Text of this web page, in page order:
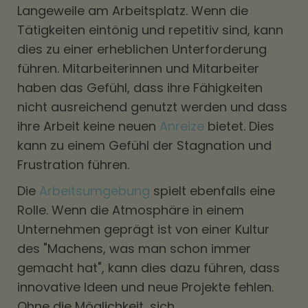
Langeweile am Arbeitsplatz. Wenn die
Tätigkeiten eintönig und repetitiv sind, kann
dies zu einer erheblichen Unterforderung
führen. Mitarbeiterinnen und Mitarbeiter
haben das Gefühl, dass ihre Fähigkeiten
nicht ausreichend genutzt werden und dass
ihre Arbeit keine neuen Anreize bietet. Dies
kann zu einem Gefühl der Stagnation und
Frustration führen.
Die Arbeitsumgebung spielt ebenfalls eine
Rolle. Wenn die Atmosphäre in einem
Unternehmen geprägt ist von einer Kultur
des "Machens, was man schon immer
gemacht hat", kann dies dazu führen, dass
innovative Ideen und neue Projekte fehlen.